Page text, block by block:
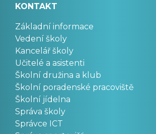
KONTAKT
Základní informace
Vedení školy
Kancelář školy
Učitelé a asistenti
Školní družina a klub
Školní poradenské pracoviště
Školní jídelna
Správa školy
Správce ICT